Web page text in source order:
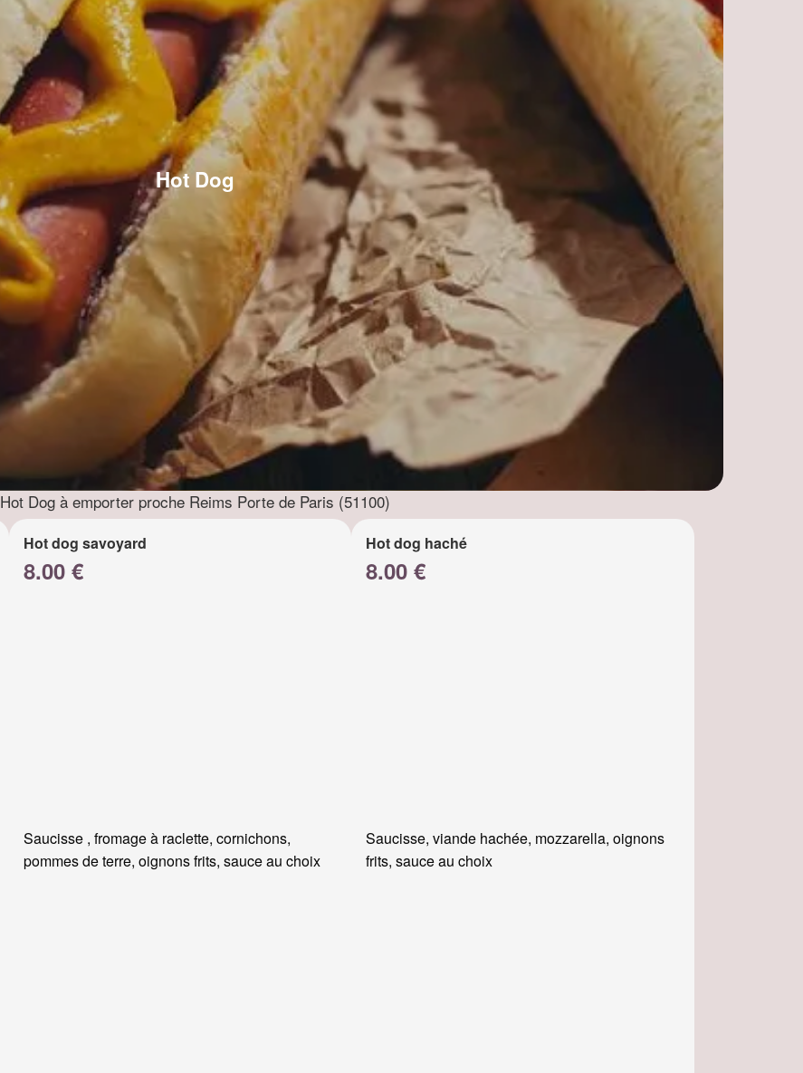
Hot Dog
Hot Dog à emporter proche Reims Porte de Paris (51100)
Hot dog savoyard
8.00 €
Saucisse , fromage à raclette, cornichons,
pommes de terre, oignons frits, sauce au choix
Hot dog haché
8.00 €
Saucisse, viande hachée, mozzarella, oignons
frits, sauce au choix